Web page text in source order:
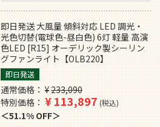
即日発送 大風量 傾斜対応 LED 調光・
光色切替(電球色-昼白色) 6灯 軽量 高演
色LED [R15] オーデリック製シーリン
グファンライト【OLB220】
即日発送
通常価格 ¥233,090
特別価格
¥113,897 税込
51.1% OFF